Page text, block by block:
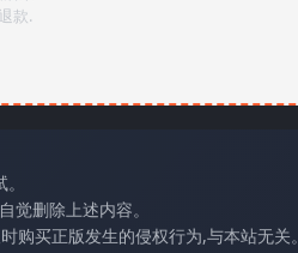
款.
删除上述内容。
买正版发生的侵权行为,与本站无关。